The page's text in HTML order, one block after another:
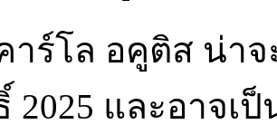
ร์โล อคูติส น่า
2025 และอาจเ